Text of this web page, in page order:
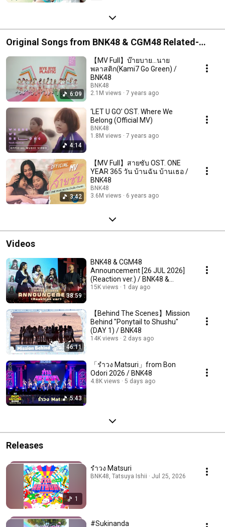
Original Songs from BNK48 & CGM48 Related-
Project
6:09
【MV Full】บ๊ายบาย...นาย
พลาสติก(Kami7 Go Green) /
BNK48
BNK48
2.1M views
7 years ago
4:14
‘LET U GO’ OST. Where We
Belong (Official MV)
BNK48
1.8M views
7 years ago
3:42
【MV Full】สายซับ OST. ONE
YEAR 365 วัน บ้านฉัน บ้านเธอ /
BNK48
BNK48
3.6M views
6 years ago
Videos
38:59
BNK48 & CGM48
Announcement [26 JUL 2026]
(Reaction ver.) / BNK48 &
CGM48
15K views 1 day ago
46:11
【Behind The Scenes】Mission
Behind "Ponytail to Shushu"
(DAY 1) / BNK48
14K views 2 days ago
5:43
「รำวง Matsuri」from Bon
Odori 2026 / BNK48
4.8K views 5 days ago
Releases
1
รำวง Matsuri
BNK48, Tatsuya Ishii · Jul 25, 2026
#Sukinanda